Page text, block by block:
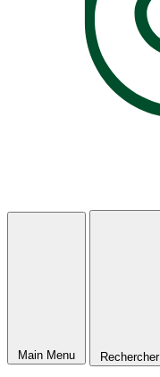
Main Menu Rechercher